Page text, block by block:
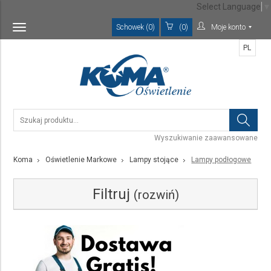
Toggle
navigation
Schowek (0) (0) Moje konto
Wyszukiwanie zaawansowane
PL
Koma Oświetlenie Markowe Lampy stojące Lampy podłogowe
Filtruj (rozwiń)
Kategoria
Select Language